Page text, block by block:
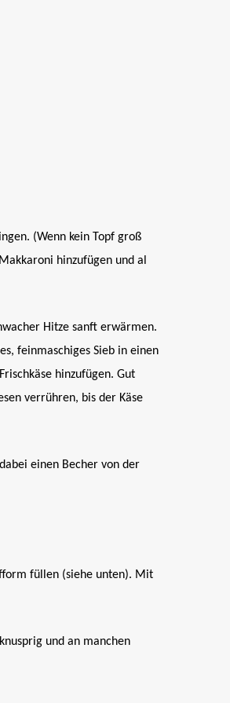
(Wenn kein Topf groß
hinzufügen und al
Hitze sanft erwärmen.
feinmaschiges Sieb in einen
hinzufügen. Gut
verrühren, bis der Käse
einen Becher von der
füllen (siehe unten). Mit
und an manchen